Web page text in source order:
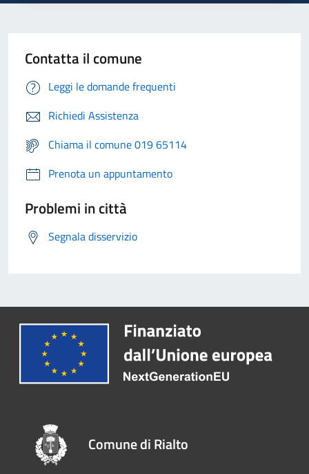
Contatta il comune
Leggi le domande frequenti
Richiedi Assistenza
Chiama il comune 019 65114
Prenota un appuntamento
Problemi in città
Segnala disservizio
Comune di Rialto